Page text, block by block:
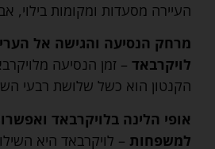
העיירה מסעדות ומקומות בילוי,
מרחק הנסיעה והגישה אל
לויקרבאד– זמן הנסיעה
הקנטון הוא כשל שלושת רבעי
אופי הלינה בלויקרבאד
למשפחות– לויקרבאד היא